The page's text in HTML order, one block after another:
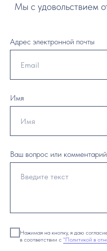
Мы с удовольствием
Адрес электронной почты
Имя
Ваш вопрос или комментарий
Нажимая на кнопку, я даю
в соответствии с "Политикой в